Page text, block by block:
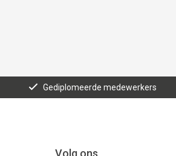
Gediplomeerde medewerkers
Volg ons